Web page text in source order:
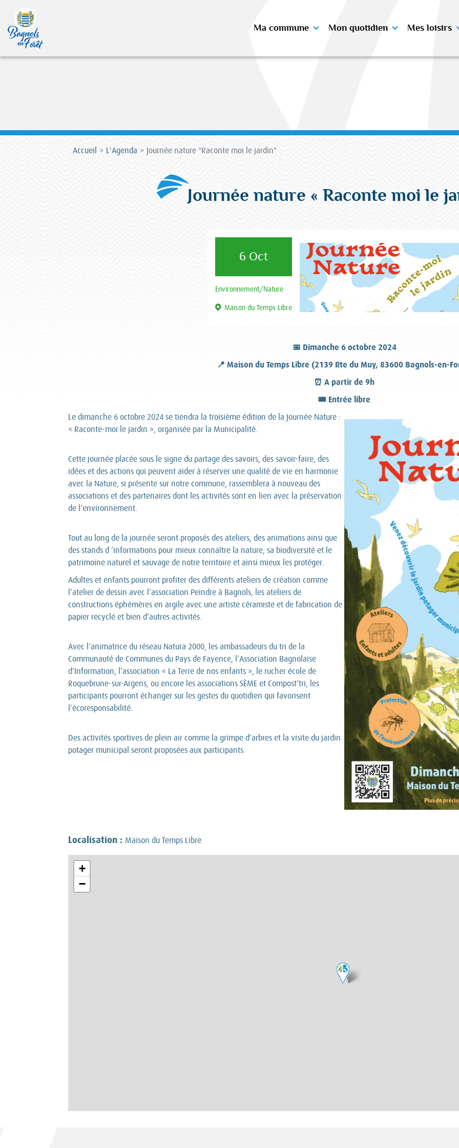
Ma commune Mon quotidien Mes loisirs
Accueil L'Agenda Journée nature "Raconte moi le jardin"
Journée nature « Raconte moi le
6 Oct
Environnement/Nature
Maison du Temps Libre
📅 Dimanche 6 octobre 2024
📍 Maison du Temps Libre (2139 Rte du Muy, 83600 Bagnols-en-
⏰ A partir de 9h
🎟️ Entrée libre
Le dimanche 6 octobre 2024 se tiendra la troisième édition de la Journée Nature :
« Raconte-moi le jardin », organisée par la Municipalité.
Cette journée placée sous le signe du partage des savoirs, des savoir-faire, des
idées et des actions qui peuvent aider à réserver une qualité de vie en harmonie
avec la Nature, si présente sur notre commune, rassemblera à nouveau des
associations et des partenaires dont les activités sont en lien avec la préservation
de l’environnement.
Tout au long de la journée seront proposés des ateliers, des animations ainsi que
des stands d ’informations pour mieux connaître la nature, sa biodiversité et le
patrimoine naturel et sauvage de notre territoire et ainsi mieux les protéger.
Adultes et enfants pourront profiter des différents ateliers de création comme
l’atelier de dessin avec l’association Peindre à Bagnols, les ateliers de
constructions éphémères en argile avec une artiste céramiste et de fabrication de
papier recyclé et bien d’autres activités.
Avec l’animatrice du réseau Natura 2000, les ambassadeurs du tri de la
Communauté de Communes du Pays de Fayence, l’Association Bagnolaise
d’Information, l’association « La Terre de nos enfants », le rucher école de
Roquebrune-sur-Argens, ou encore les associations SÈME et Compost’tri, les
participants pourront échanger sur les gestes du quotidien qui favorisent
l’écoresponsabilité.
Des activités sportives de plein air comme la grimpe d’arbres et la visite du jardin
potager municipal seront proposées aux participants.
Localisation : Maison du Temps Libre
+
−